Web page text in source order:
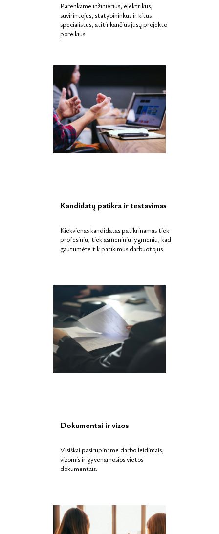
Parenkame inžinierius, elektrikus,
suvirintojus, statybininkus ir kitus
specialistus, atitinkančius jūsų projekto
poreikius.
Kandidatų patikra ir testavimas
Kiekvienas kandidatas patikrinamas tiek
profesiniu, tiek asmeniniu lygmeniu, kad
gautumėte tik patikimus darbuotojus.
Dokumentai ir vizos
Visiškai pasirūpiname darbo leidimais,
vizomis ir gyvenamosios vietos
dokumentais.